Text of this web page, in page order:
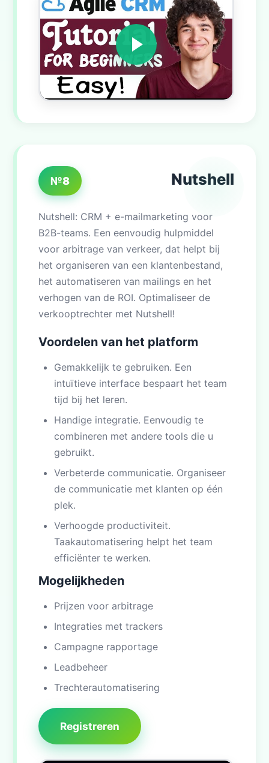
№8 Nutshell
Nutshell: CRM + e-mailmarketing voor
B2B-teams. Een eenvoudig hulpmiddel
voor arbitrage van verkeer, dat helpt bij
het organiseren van een klantenbestand,
het automatiseren van mailings en het
verhogen van de ROI. Optimaliseer de
verkooptrechter met Nutshell!
Voordelen van het platform
Gemakkelijk te gebruiken. Een
intuïtieve interface bespaart het team
tijd bij het leren.
Handige integratie. Eenvoudig te
combineren met andere tools die u
gebruikt.
Verbeterde communicatie. Organiseer
de communicatie met klanten op één
plek.
Verhoogde productiviteit.
Taakautomatisering helpt het team
efficiënter te werken.
Mogelijkheden
Prijzen voor arbitrage
Integraties met trackers
Campagne rapportage
Leadbeheer
Trechterautomatisering
Registreren